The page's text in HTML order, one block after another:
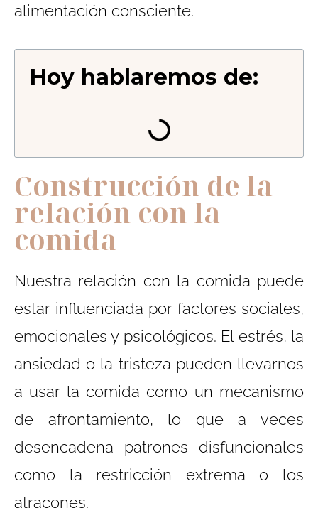
alimentación consciente.
Hoy hablaremos de:
Construcción de la
relación con la
comida
Nuestra relación con la comida puede
estar influenciada por factores sociales,
emocionales y psicológicos. El estrés, la
ansiedad o la tristeza pueden llevarnos
a usar la comida como un mecanismo
de afrontamiento, lo que a veces
desencadena patrones disfuncionales
como la restricción extrema o los
atracones.